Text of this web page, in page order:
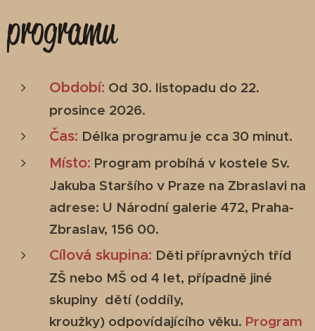
programu
Období: Od 30. listopadu do 22.
prosince 2026.
Čas: Délka programu je cca 30 minut.
Místo: Program probíhá v kostele Sv.
Jakuba Staršího v Praze na Zbraslavi na
adrese: U Národní galerie 472, Praha-
Zbraslav, 156 00.
Cílová skupina: Děti přípravných tříd
ZŠ nebo MŠ od 4 let, případně jiné
skupiny dětí (oddíly,
kroužky) odpovídajícího věku. Program